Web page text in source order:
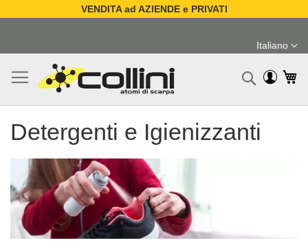
VENDITA ad AZIENDE e PRIVATI
contenuto
Lingua
Italiano
Detergenti e Igienizzanti